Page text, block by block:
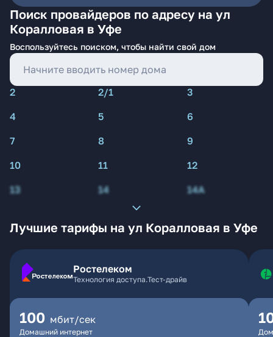
Поиск провайдеров по адресу на ул
Коралловая в Уфе
Воспользуйтесь поиском, чтобы найти свой дом
2 2/1
3
4
5
6
7
8
9
10
11
12
13
14 14А
Лучшие тарифы на ул Коралловая в Уфе
Ростелеком
Технология доступа.Тест-драйв
100 мбит/сек
Домашний интернет